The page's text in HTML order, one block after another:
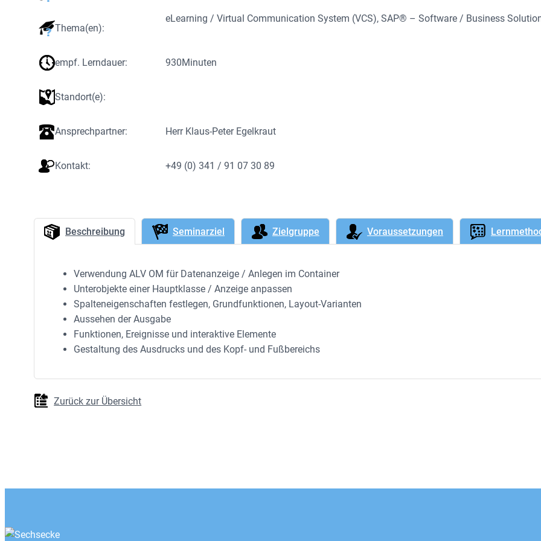
Thema(en):
eLearning / Virtual Communication System (VCS), SAP® – Software / Business
empf. Lerndauer: 930Minuten
Standort(e):
Ansprechpartner: Herr Klaus-Peter Egelkraut
Kontakt: +49 (0) 341 / 91 07 30 89
Beschreibung Seminarziel Zielgruppe Voraussetzungen
Verwendung ALV OM für Datenanzeige / Anlegen im Container
Unterobjekte einer Hauptklasse / Anzeige anpassen
Spalteneigenschaften festlegen, Grundfunktionen, Layout-Varianten
Aussehen der Ausgabe
Funktionen, Ereignisse und interaktive Elemente
Gestaltung des Ausdrucks und des Kopf- und Fußbereichs
Zurück zur Übersicht